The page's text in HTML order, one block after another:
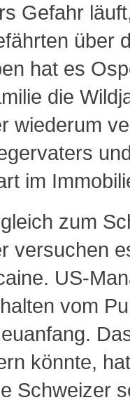
Gefahr
über
hat es
die
wiederum
im
zum
versuchen
US-
vom
könnte,
Schweizer